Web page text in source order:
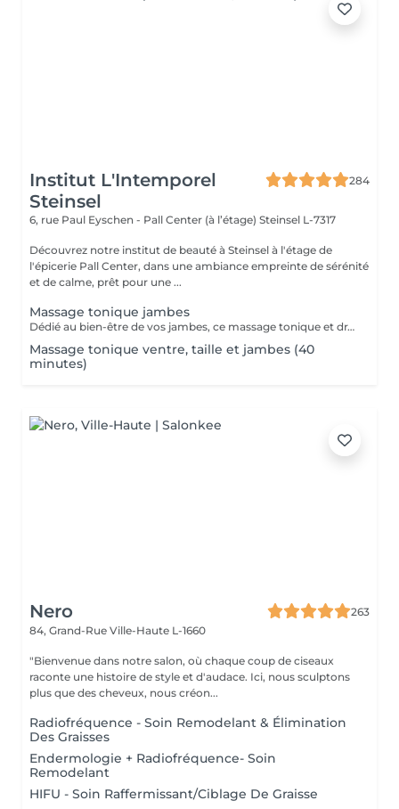
Institut L'Intemporel
Steinsel
284
6, rue Paul Eyschen - Pall Center (à l’étage) Steinsel L-7317
Découvrez notre institut de beauté à Steinsel à l'étage de
l'épicerie Pall Center, dans une ambiance empreinte de sérénité
et de calme, prêt pour une ...
Massage tonique jambes
Dédié au bien-être de vos jambes, ce massage tonique et drainant vous procure une délicieuse sensation de légèreté.
Massage tonique ventre, taille et jambes (40
minutes)
Nero
263
84, Grand-Rue Ville-Haute L-1660
"Bienvenue dans notre salon, où chaque coup de ciseaux
raconte une histoire de style et d'audace. Ici, nous sculptons
plus que des cheveux, nous créon...
Radiofréquence - Soin Remodelant & Élimination
Des Graisses
Endermologie + Radiofréquence- Soin
Remodelant
HIFU - Soin Raffermissant/Ciblage De Graisse